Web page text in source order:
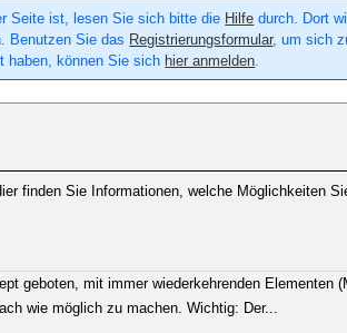
Seite ist, lesen Sie sich bitte die Hilfe durch. Dort
Benutzen Sie das Registrierungsformular, um sich
haben, können Sie sich hier anmelden.
finden Sie Informationen, welche Möglichkeiten
geboten, mit immer wiederkehrenden Elementen
wie möglich zu machen. Wichtig: Der...